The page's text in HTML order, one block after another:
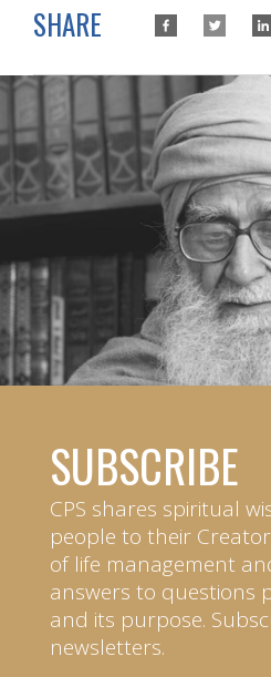
SHARE
SUBSCRIBE
CPS shares spiritual
people to their
of life management
answers to questions
and its purpose.
newsletters.